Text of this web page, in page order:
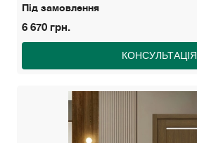
Під замовлення
6 670 грн.
КОНСУЛЬТАЦІЯ